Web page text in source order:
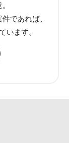
であれば、
います。